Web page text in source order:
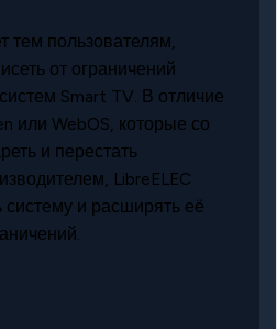
тем пользователям,
от ограничений
Smart TV. В отличие
или WebOS, которые со
и перестать
LibreELEC
систему и расширять её